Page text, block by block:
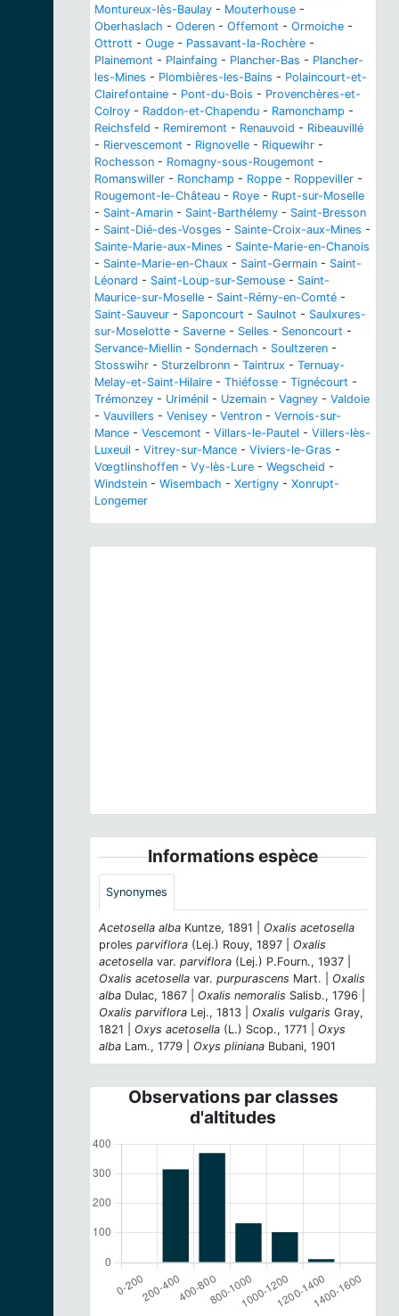
Montureux-lès-Baulay - Mouterhouse -
Oberhaslach - Oderen - Offemont - Ormoiche -
Ottrott - Ouge - Passavant-la-Rochère -
Plainemont - Plainfaing - Plancher-Bas - Plancher-
les-Mines - Plombières-les-Bains - Polaincourt-et-
Clairefontaine - Pont-du-Bois - Provenchères-et-
Colroy - Raddon-et-Chapendu - Ramonchamp -
Reichsfeld - Remiremont - Renauvoid - Ribeauvillé
- Riervescemont - Rignovelle - Riquewihr -
Rochesson - Romagny-sous-Rougemont -
Romanswiller - Ronchamp - Roppe - Roppeviller -
Rougemont-le-Château - Roye - Rupt-sur-Moselle
- Saint-Amarin - Saint-Barthélemy - Saint-Bresson
- Saint-Dié-des-Vosges - Sainte-Croix-aux-Mines -
Sainte-Marie-aux-Mines - Sainte-Marie-en-Chanois
- Sainte-Marie-en-Chaux - Saint-Germain - Saint-
Léonard - Saint-Loup-sur-Semouse - Saint-
Maurice-sur-Moselle - Saint-Rémy-en-Comté -
Saint-Sauveur - Saponcourt - Saulnot - Saulxures-
sur-Moselotte - Saverne - Selles - Senoncourt -
Servance-Miellin - Sondernach - Soultzeren -
Stosswihr - Sturzelbronn - Taintrux - Ternuay-
Melay-et-Saint-Hilaire - Thiéfosse - Tignécourt -
Trémonzey - Uriménil - Uzemain - Vagney - Valdoie
- Vauvillers - Venisey - Ventron - Vernois-sur-
Mance - Vescemont - Villars-le-Pautel - Villers-lès-
Luxeuil - Vitrey-sur-Mance - Viviers-le-Gras -
Vœgtlinshoffen - Vy-lès-Lure - Wegscheid -
Windstein - Wisembach - Xertigny - Xonrupt-
Longemer
Informations espèce
Synonymes
Acetosella alba Kuntze, 1891 | Oxalis acetosella
proles parviflora (Lej.) Rouy, 1897 | Oxalis
acetosella var. parviflora (Lej.) P.Fourn., 1937 |
Oxalis acetosella var. purpurascens Mart. | Oxalis
alba Dulac, 1867 | Oxalis nemoralis Salisb., 1796 |
Oxalis parviflora Lej., 1813 | Oxalis vulgaris Gray,
1821 | Oxys acetosella (L.) Scop., 1771 | Oxys
alba Lam., 1779 | Oxys pliniana Bubani, 1901
Observations par classes
d'altitudes